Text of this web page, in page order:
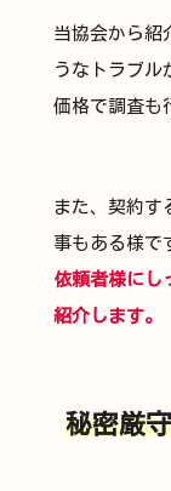
当協会から紹
うなトラブル
価格で調査も
また、契約す
事もある様で
依頼者様にし
紹介します。
秘密厳